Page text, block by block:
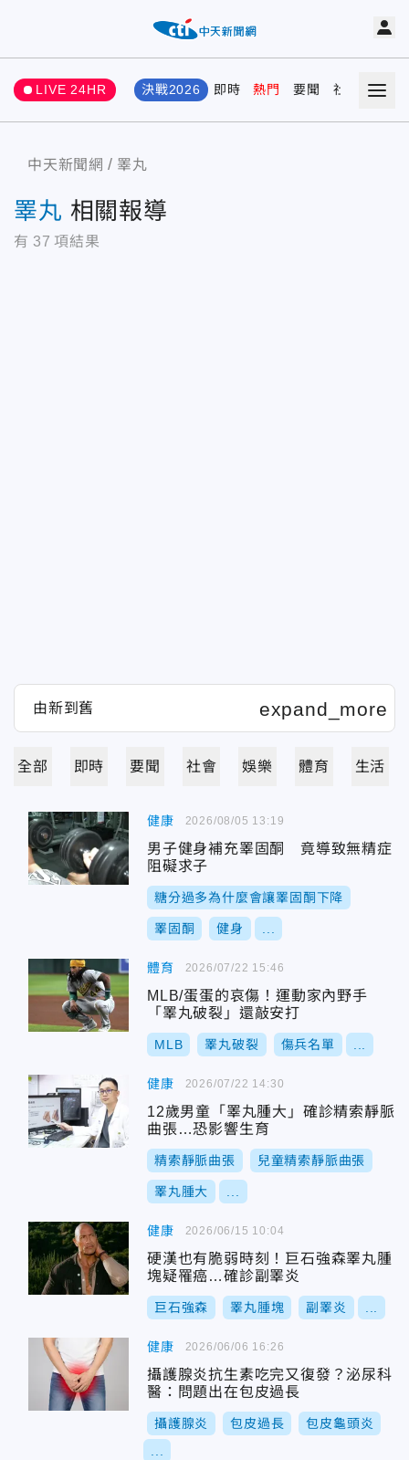
LIVE 24HR 決戰2026 即時 熱門 要聞 社會 娛樂
中天新聞網 睪丸
睪丸 相關報導
有 37 項結果
全部 即時 要聞 社會 娛樂 體育 生活
健康
男子健身補充睪固酮 竟導致無精症
阻礙求子
糖分過多為什麼會讓睪固酮下降
睪固酮 健身
2026/08/05 13:19
體育
MLB/蛋蛋的哀傷！運動家內野手
「睪丸破裂」還敲安打
MLB 睪丸破裂 傷兵名單
2026/07/22 15:46
健康
12歲男童「睪丸腫大」確診精索靜脈
曲張…恐影響生育
精索靜脈曲張 兒童精索靜脈曲張
睪丸腫大
2026/07/22 14:30
健康
硬漢也有脆弱時刻！巨石強森睪丸腫
塊疑罹癌…確診副睪炎
巨石強森 睪丸腫塊 副睪炎
2026/06/15 10:04
健康
攝護腺炎抗生素吃完又復發？泌尿科
醫：問題出在包皮過長
攝護腺炎 包皮過長 包皮龜頭炎
2026/06/06 16:26